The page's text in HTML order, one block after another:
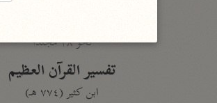
نحو ٢٨ مجلدًا
تفسير القرآن العظيم
ابن كثير (٧٧٤ هـ)